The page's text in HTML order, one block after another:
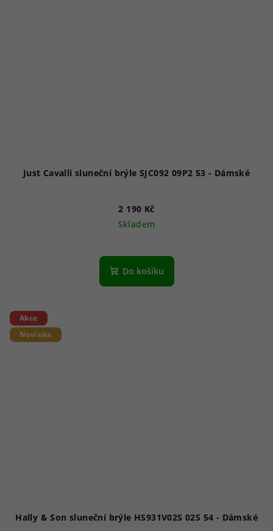
Just Cavalli sluneční brýle SJC092 09P2 53 - Dámské
2 190 Kč
Skladem
Do košíku
Akce
Novinka
Hally & Son sluneční brýle HS931V02S 02S 54 - Dámské